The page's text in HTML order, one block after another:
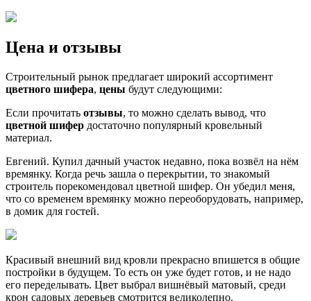
Цена и отзывы
Строительный рынок предлагает широкий ассортимент
цветного шифера, цены будут следующими:
Если прочитать отзывы, то можно сделать вывод, что
цветной шифер достаточно популярный кровельный
материал.
Евгений. Купил дачный участок недавно, пока возвёл на нём
времянку. Когда речь зашла о перекрытии, то знакомый
строитель порекомендовал цветной шифер. Он убедил меня,
что со временем времянку можно переоборудовать, например,
в домик для гостей.
Красивый внешний вид кровли прекрасно впишется в общие
постройки в будущем. То есть он уже будет готов, и не надо
его переделывать. Цвет выбрал вишнёвый матовый, среди
крон садовых деревьев смотрится великолепно.